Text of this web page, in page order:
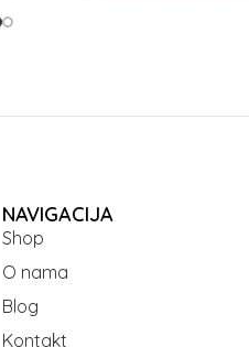
NAVIGACIJA
Shop
O nama
Blog
Kontakt